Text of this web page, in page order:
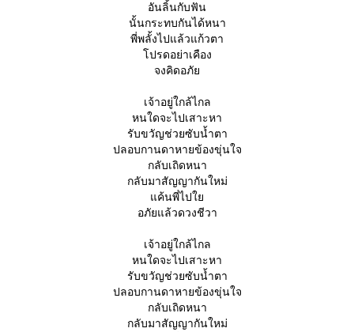
อันลิ้นกับฟัน
นั้นกระทบกันได้หนา
พี่พลั้งไปแล้วแก้วตา
ปรดอย่าเคือง
จงคิดอภั
เจ้าอยู่ใกล้ไกล
หนใดจะไปเสาะหา
รับขวัญช่วยซับน้ำตา
ปลอบกานดาหายข้องขุ่นใจ
กลับเถิดหนา
กลับมาสัญญากันใหม่
ค้นพี่ไป
อภัยแล้วดวงชีวา
เจ้าอยู่ใกล้ไกล
หนใดจะไปเสาะหา
รับขวัญช่วยซับน้ำตา
ปลอบกานดาหายข้องขุ่นใจ
กลับเถิดหนา
กลับมาสัญญากันใหม่